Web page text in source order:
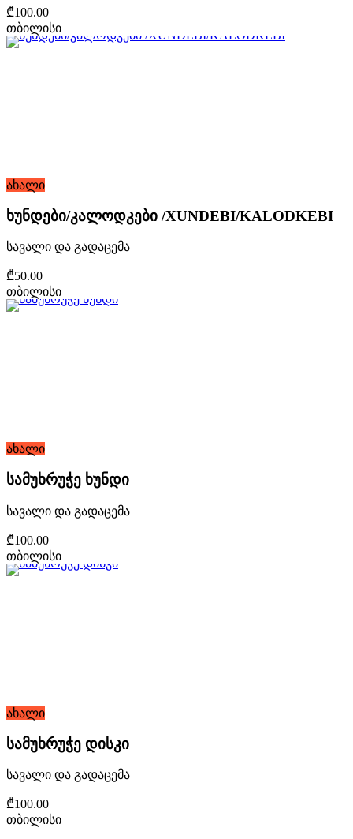
₾100.00
თბილისი
ახალი
ხუნდები/კალოდკები /XUNDEBI/KALODKEBI
სავალი და გადაცემა
₾50.00
თბილისი
ახალი
სამუხრუჭე ხუნდი
სავალი და გადაცემა
₾100.00
თბილისი
ახალი
სამუხრუჭე დისკი
სავალი და გადაცემა
₾100.00
თბილისი